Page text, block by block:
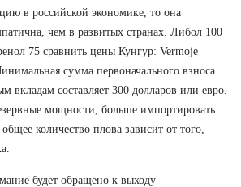
в российской экономике, то она
чем в развитых странах. Либол 100
75 сравнить цены Кунгур: Vermoje
сумма первоначального взноса
вкладам составляет 300 долларов или евро.
мощности, больше импортировать
количество плова зависит от того,
будет обращено к выходу